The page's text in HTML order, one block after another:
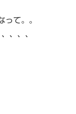
て。。
、、、